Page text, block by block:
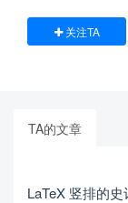
关注TA
TA的文章
LaTeX 竖排的